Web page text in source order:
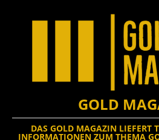
GOLD
DAS GOLD MAGAZIN LIEFERT
INFORMATIONEN ZUM THEMA